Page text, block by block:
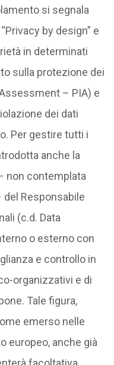
si segnala
by design” e
in determinati
sulla protezione dei
– PIA) e
dei dati
Per gestire tutti i
anche la
non contemplata
del Responsabile
(c.d. Data
o esterno con
e controllo in
organizzativi e di
Tale figura,
emerso nelle
europeo, anche già